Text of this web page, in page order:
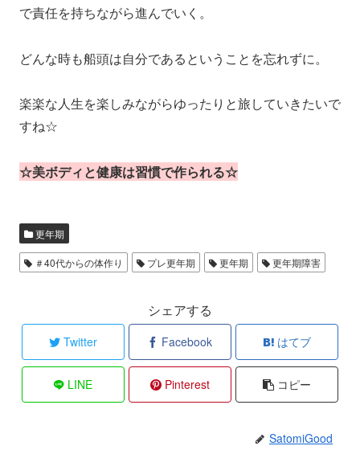
で責任を持ちながら進んでいく。
どんな時も船頭は自分であるということを忘れずに。
楽楽な人生を楽しみながらゆったりと旅していきたいで
すね☆
☆美ボディと健康は習慣で作られる☆
更年期
＃40代からの体作り プレ更年期 更年期 更年期障害
シェアする
Twitter Facebook はてブ
LINE Pinterest コピー
SatomiGood